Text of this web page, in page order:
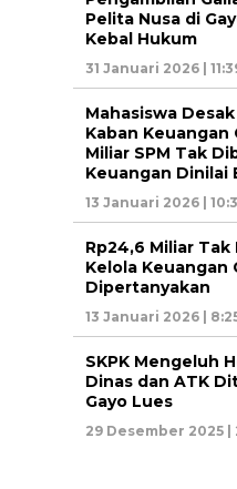
Pelita Nusa di
Kebal Hukum
31 Januari 2026 |
Mahasiswa
Kaban Keuangan
Miliar SPM Tak
Keuangan Dinilai
13 Januari 2026 |
Rp24,6 Miliar
Kelola Keuangan
Dipertanyakan
13 Januari 2026 |
SKPK Mengeluh
Dinas dan ATK
Gayo Lues
29 Desember 2025 |